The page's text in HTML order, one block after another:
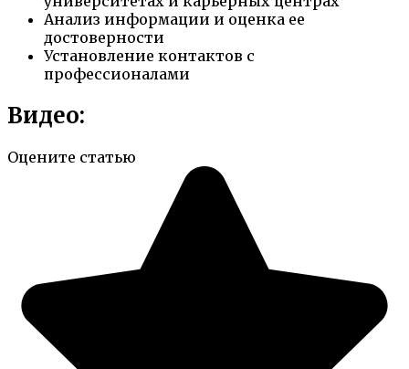
Анализ информации и оценка ее
достоверности
Установление контактов с
профессионалами
Видео:
Оцените статью